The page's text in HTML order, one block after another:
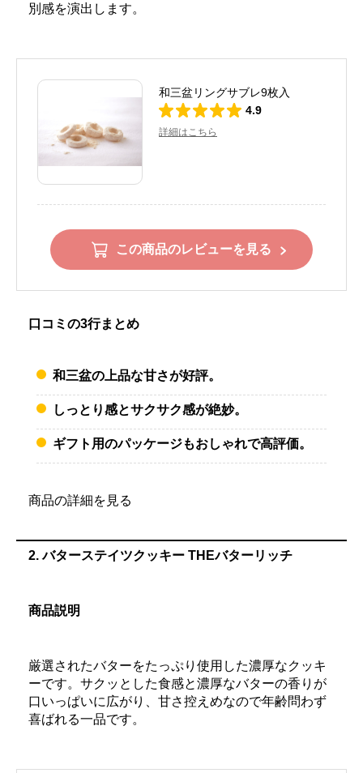
別感を演出します。
和三盆リングサブレ9枚入
4.9
詳細はこちら
この商品のレビューを見る
口コミの3行まとめ
和三盆の上品な甘さが好評。
しっとり感とサクサク感が絶妙。
ギフト用のパッケージもおしゃれで高評価。
商品の詳細を見る
2.バターステイツクッキー THEバターリッチ
商品説明
厳選されたバターをたっぷり使用した濃厚なクッキ
ーです。サクッとした食感と濃厚なバターの香りが
口いっぱいに広がり、甘さ控えめなので年齢問わず
喜ばれる一品です。